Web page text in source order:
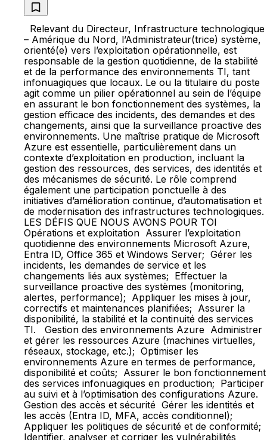
Relevant du Directeur, Infrastructure technologique
– Amérique du Nord, l’Administrateur(trice) système,
orienté(e) vers l’exploitation opérationnelle, est
responsable de la gestion quotidienne, de la stabilité
et de la performance des environnements TI, tant
infonuagiques que locaux. Le ou la titulaire du poste
agit comme un pilier opérationnel au sein de l’équipe
en assurant le bon fonctionnement des systèmes, la
gestion efficace des incidents, des demandes et des
changements, ainsi que la surveillance proactive des
environnements. Une maîtrise pratique de Microsoft
Azure est essentielle, particulièrement dans un
contexte d’exploitation en production, incluant la
gestion des ressources, des services, des identités et
des mécanismes de sécurité. Le rôle comprend
également une participation ponctuelle à des
initiatives d’amélioration continue, d’automatisation et
de modernisation des infrastructures technologiques.
LES DÉFIS QUE NOUS AVONS POUR TOI
Opérations et exploitation Assurer l’exploitation
quotidienne des environnements Microsoft Azure,
Entra ID, Office 365 et Windows Server; Gérer les
incidents, les demandes de service et les
changements liés aux systèmes; Effectuer la
surveillance proactive des systèmes (monitoring,
alertes, performance); Appliquer les mises à jour,
correctifs et maintenances planifiées; Assurer la
disponibilité, la stabilité et la continuité des services
TI. Gestion des environnements Azure Administrer
et gérer les ressources Azure (machines virtuelles,
réseaux, stockage, etc.); Optimiser les
environnements Azure en termes de performance,
disponibilité et coûts; Assurer le bon fonctionnement
des services infonuagiques en production; Participer
au suivi et à l’optimisation des configurations Azure.
Gestion des accès et sécurité Gérer les identités et
les accès (Entra ID, MFA, accès conditionnel);
Appliquer les politiques de sécurité et de conformité;
Identifier, analyser et corriger les vulnérabilités